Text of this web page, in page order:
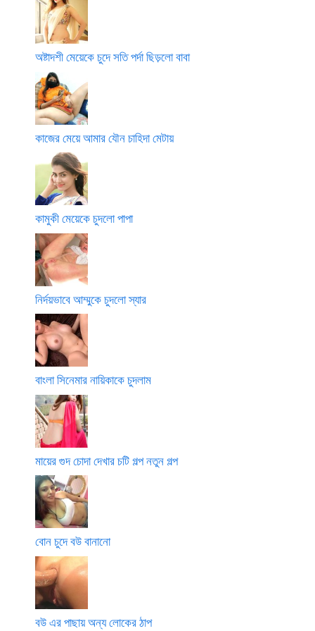
অষ্টাদশী মেয়েকে চুদে সতি পর্দা ছিড়লো বাবা
কাজের মেয়ে আমার যৌন চাহিদা মেটায়
কামুকী মেয়েকে চুদলো পাপা
নির্দয়ভাবে আম্মুকে চুদলো স্যার
বাংলা সিনেমার নায়িকাকে চুদলাম
মায়ের গুদ চোদা দেখার চটি গল্প নতুন গল্প
বোন চুদে বউ বানানো
বউ এর পাছায় অন্য লোকের ঠাপ